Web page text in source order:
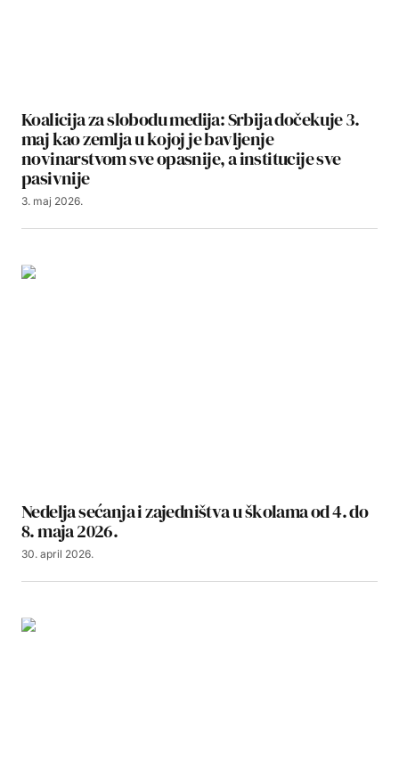
Koalicija za slobodu medija: Srbija dočekuje 3.
maj kao zemlja u kojoj je bavljenje
novinarstvom sve opasnije, a institucije sve
pasivnije
3. maj 2026.
Nedelja sećanja i zajedništva u školama od 4. do
8. maja 2026.
30. april 2026.